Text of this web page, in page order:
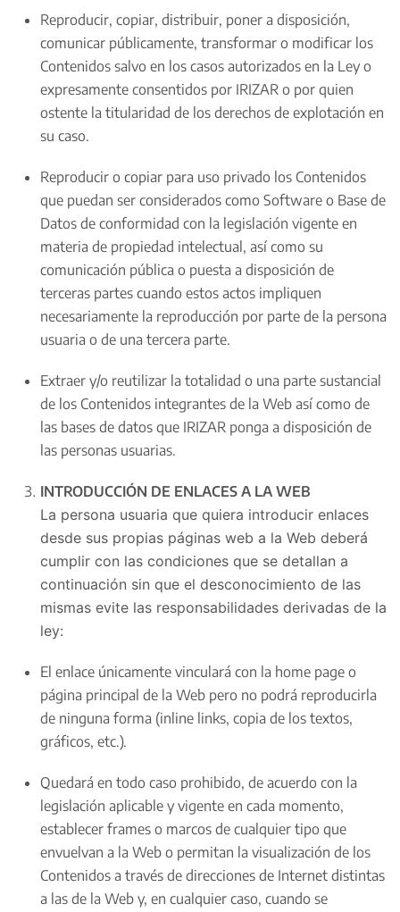
Reproducir, copiar, distribuir, poner a disposición,
comunicar públicamente, transformar o modificar los
Contenidos salvo en los casos autorizados en la Ley o
expresamente consentidos por IRIZAR o por quien
ostente la titularidad de los derechos de explotación en
su caso.
Reproducir o copiar para uso privado los Contenidos
que puedan ser considerados como Software o Base de
Datos de conformidad con la legislación vigente en
materia de propiedad intelectual, así como su
comunicación pública o puesta a disposición de
terceras partes cuando estos actos impliquen
necesariamente la reproducción por parte de la persona
usuaria o de una tercera parte.
Extraer y/o reutilizar la totalidad o una parte sustancial
de los Contenidos integrantes de la Web así como de
las bases de datos que IRIZAR ponga a disposición de
las personas usuarias.
INTRODUCCIÓN DE ENLACES A LA WEB
La persona usuaria que quiera introducir enlaces
desde sus propias páginas web a la Web deberá
cumplir con las condiciones que se detallan a
continuación sin que el desconocimiento de las
mismas evite las responsabilidades derivadas de la
ley:
El enlace únicamente vinculará con la home page o
página principal de la Web pero no podrá reproducirla
de ninguna forma (inline links, copia de los textos,
gráficos, etc.).
Quedará en todo caso prohibido, de acuerdo con la
legislación aplicable y vigente en cada momento,
establecer frames o marcos de cualquier tipo que
envuelvan a la Web o permitan la visualización de los
Contenidos a través de direcciones de Internet distintas
a las de la Web y, en cualquier caso, cuando se